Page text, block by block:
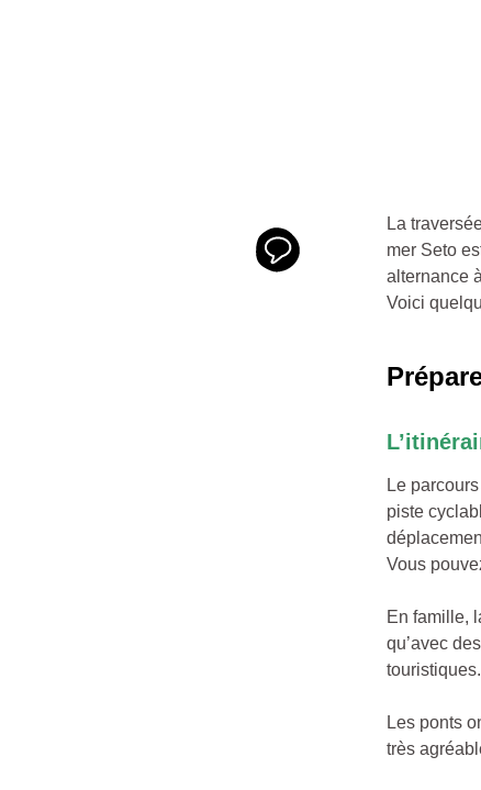
La
mer Seto
alternance
Voici
Le
piste
Vous
En famille,
qu’avec
touristiques.
Les ponts
très